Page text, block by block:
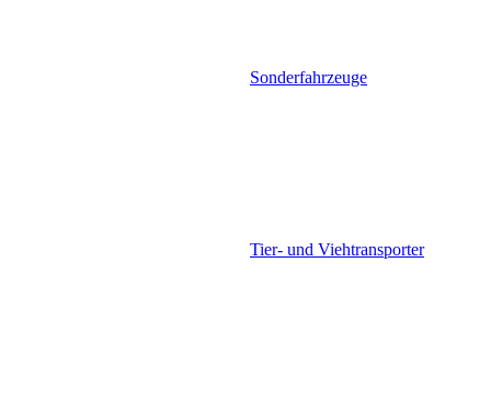
Sonderfahrzeuge
Tier- und Viehtransporter